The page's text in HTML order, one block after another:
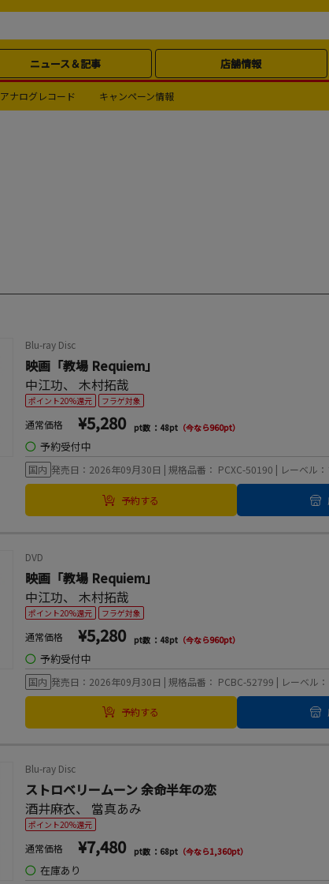
ニュース＆記事 店舗情報
アナログレコード キャンペーン情報
Blu-ray Disc
映画「教場 Requiem」
中江功、木村拓哉
ポイント20%還元 フラゲ対象
通常価格 ¥5,280 pt数 ：48pt （今なら960pt）
◯ 予約受付中
国内 発売日：2026年09月30日 | 規格品番： PCXC-50190 | レーベル
予約する
DVD
映画「教場 Requiem」
中江功、木村拓哉
ポイント20%還元 フラゲ対象
通常価格 ¥5,280 pt数 ：48pt （今なら960pt）
◯ 予約受付中
国内 発売日：2026年09月30日 | 規格品番： PCBC-52799 | レーベル
予約する
Blu-ray Disc
ストロベリームーン 余命半年の恋
酒井麻衣、 當真あみ
ポイント20%還元
通常価格 ¥7,480 pt数 ：68pt （今なら1,360pt）
◯ 在庫あり